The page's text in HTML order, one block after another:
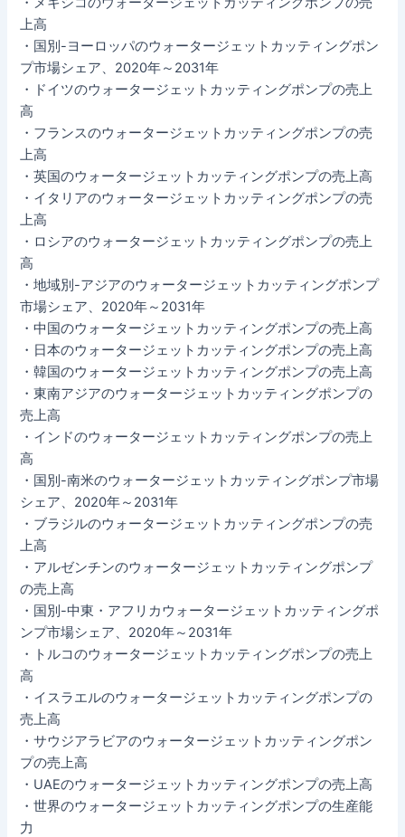
上高
・国別-ヨーロッパのウォータージェットカッティングポン
プ市場シェア、2020年～2031年
・ドイツのウォータージェットカッティングポンプの売上
高
・フランスのウォータージェットカッティングポンプの売
上高
・英国のウォータージェットカッティングポンプの売上高
・イタリアのウォータージェットカッティングポンプの売
上高
・ロシアのウォータージェットカッティングポンプの売上
高
・地域別-アジアのウォータージェットカッティングポンプ
市場シェア、2020年～2031年
・中国のウォータージェットカッティングポンプの売上高
・日本のウォータージェットカッティングポンプの売上高
・韓国のウォータージェットカッティングポンプの売上高
・東南アジアのウォータージェットカッティングポンプの
売上高
・インドのウォータージェットカッティングポンプの売上
高
・国別-南米のウォータージェットカッティングポンプ市場
シェア、2020年～2031年
・ブラジルのウォータージェットカッティングポンプの売
上高
・アルゼンチンのウォータージェットカッティングポンプ
の売上高
・国別-中東・アフリカウォータージェットカッティングポ
ンプ市場シェア、2020年～2031年
・トルコのウォータージェットカッティングポンプの売上
高
・イスラエルのウォータージェットカッティングポンプの
売上高
・サウジアラビアのウォータージェットカッティングポン
プの売上高
・UAEのウォータージェットカッティングポンプの売上高
・世界のウォータージェットカッティングポンプの生産能
力